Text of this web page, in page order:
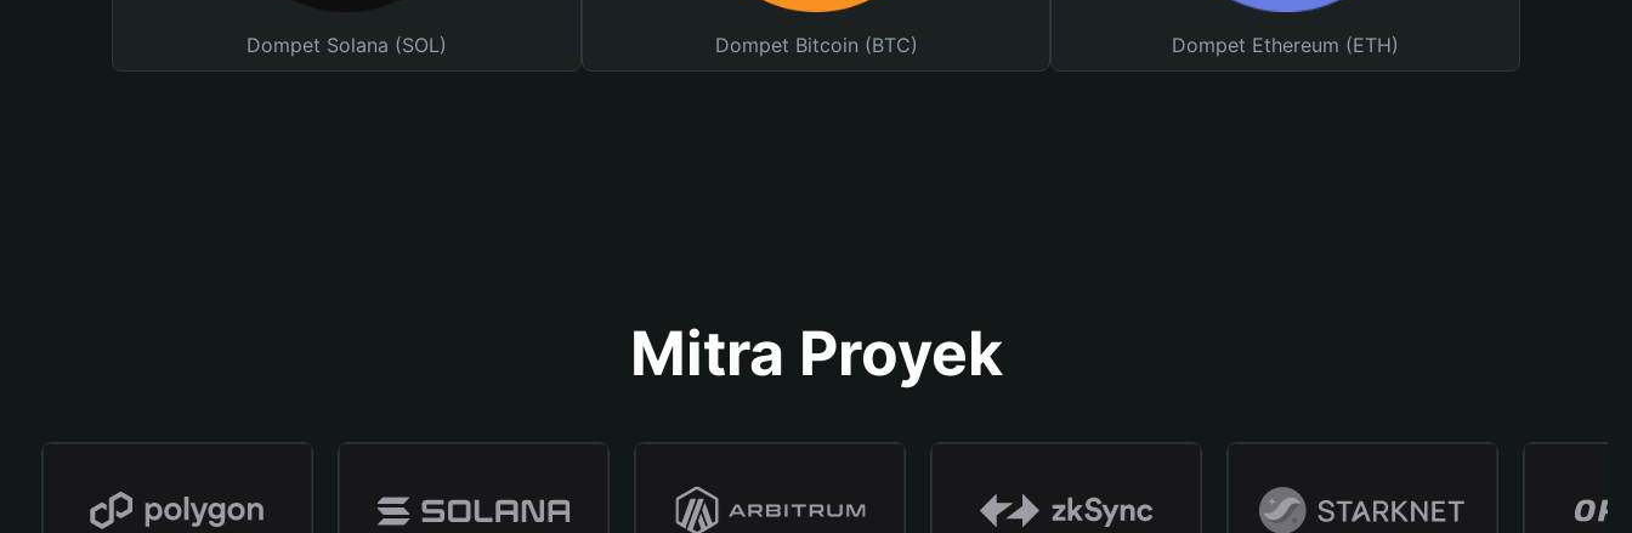
Dompet Solana (SOL) Dompet Bitcoin (BTC) Dompet Ethereum (ETH)
Mitra Proyek